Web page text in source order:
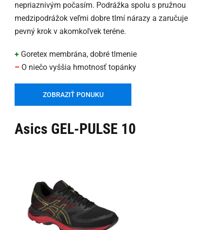
nepriaznivým počasím. Podrážka spolu s pružnou
medzipodrážok veľmi dobre tlmí nárazy a zaručuje
pevný krok v akomkoľvek teréne.
+ Goretex membrána, dobré tlmenie
– O niečo vyššia hmotnosť topánky
ZOBRAZIŤ PONUKU
Asics GEL-PULSE 10